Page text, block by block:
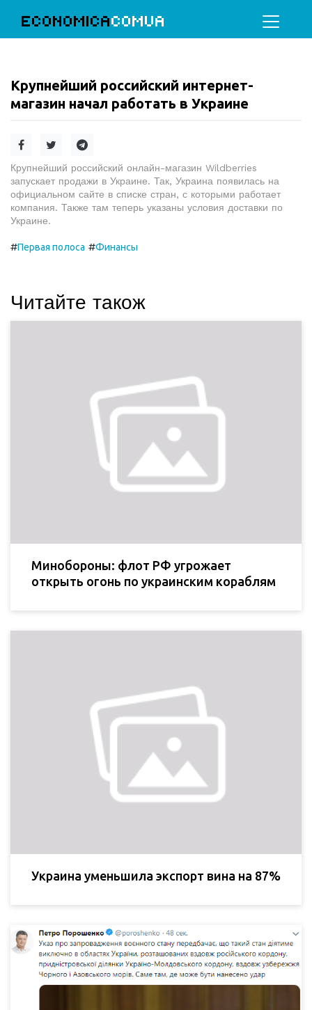
ECONOMICACOMUA
Крупнейший российский интернет-
магазин начал работать в Украине
Крупнейший российский онлайн-магазин Wildberries
запускает продажи в Украине. Так, Украина появилась на
официальном сайте в списке стран, с которыми работает
компания. Также там теперь указаны условия доставки по
Украине.
#Первая полоса #Финансы
Читайте також
Минобороны: флот РФ угрожает
открыть огонь по украинским кораблям
Украина уменьшила экспорт вина на 87%